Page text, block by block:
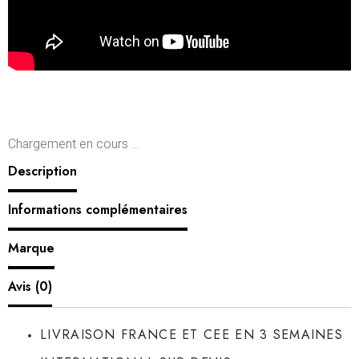
Chargement en cours ...
Description
Informations complémentaires
Marque
Avis (0)
LIVRAISON FRANCE ET CEE EN 3 SEMAINES